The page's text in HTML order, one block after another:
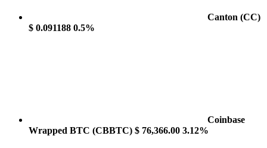
Canton (CC)
$ 0.091188 0.5%
Coinbase
Wrapped BTC (CBBTC) $ 76,366.00 3.12%